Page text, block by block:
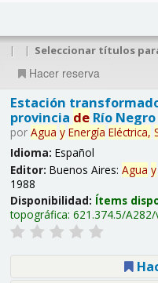
| | Seleccionar títulos
Hacer reserva
Estación
provincia deRío Negro
por Agua y Energía Eléctrica,
Idioma: Español
Editor: Buenos Aires: Agua y
1988
Disponibilidad: Ítems
topográfica: 621.374.5/A282/